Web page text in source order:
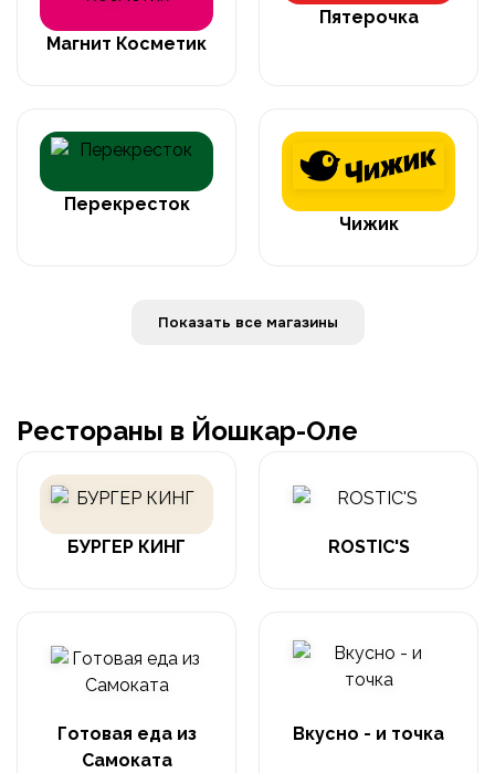
Магнит Косметик
Пятерочка
Перекресток
Чижик
Показать все магазины
Рестораны в Йошкар-Оле
БУРГЕР КИНГ ROSTIC'S
Готовая еда из
Самоката
Вкусно - и точка